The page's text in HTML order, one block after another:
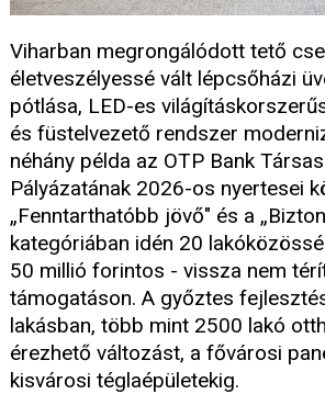
Viharban megrongálódott tető
életveszélyessé vált lépcsőházi
pótlása, LED-es
és füstelvezető rendszer
néhány példa az OTP Bank
Pályázatának 2026-os nyertesei
„Fenntarthatóbb jövő" és a
kategóriában idén 20
50 millió forintos - vissza nem
támogatáson. A győztes
lakásban, több mint 2500 lakó
érezhető változást, a fővárosi
kisvárosi téglaépületekig.